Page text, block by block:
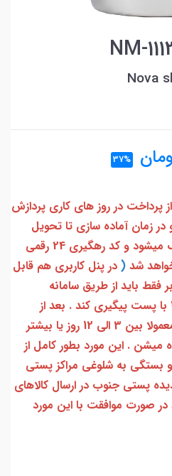
Nova
37%
پرداخت در روز های کاری پردازش
زمان آماده سازی تا تحویل
بارکد ، مراحل برای کاربر پیامک میشود و کد رهگیری 24 رقمی
خواهد شد ( در پنل کاربری هم قابل
فقط باید از طریق سامانه
رهگیری پستی و یا شماره 193 با پست پیگیری کند . بعد از
دریافت کدرهگیری 24 رقمی معمولا بین 3 الی 12 روز یا بیشتر
میشن . این مورد بطور کامل از
بستگی به شلوغی مراکز پستی
پستی جنوب در ارسال کالاهای
صورت موافقت با این مورد